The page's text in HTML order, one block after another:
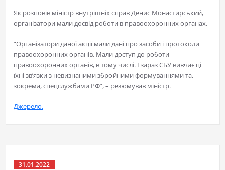
Як розповів міністр внутрішніх справ Денис Монастирський,
організатори мали досвід роботи в правоохоронних органах.
“Організатори даної акції мали дані про засоби і протоколи
правоохоронних органів. Мали доступ до роботи
правоохоронних органів, в тому числі. І зараз СБУ вивчає ці
їхні зв’язки з невизнаними збройними формуваннями та,
зокрема, спецслужбами РФ”, – резюмував міністр.
Джерело.
31.01.2022